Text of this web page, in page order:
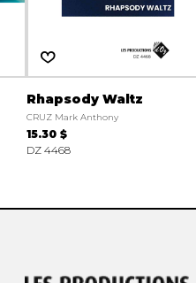
Rhapsody Waltz
CRUZ Mark Anthony
15.30 $
DZ 4468